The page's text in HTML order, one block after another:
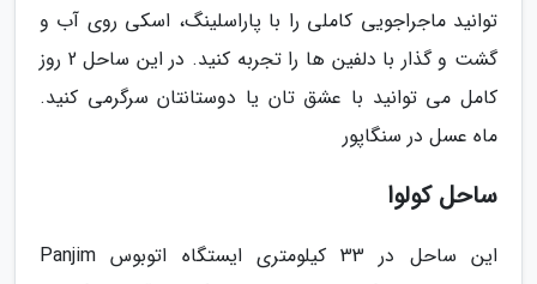
توانید ماجراجویی کاملی را با پاراسلینگ، اسکی روی آب و
گشت و گذار با دلفین ها را تجربه کنید. در این ساحل 2 روز
کامل می توانید با عشق تان یا دوستانتان سرگرمی کنید.
ماه عسل در سنگاپور
ساحل کولوا
این ساحل در 33 کیلومتری ایستگاه اتوبوس Panjim